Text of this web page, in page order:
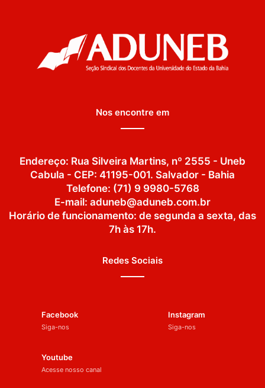
Nos encontre em
Endereço: Rua Silveira Martins, nº 2555 - Uneb
Cabula - CEP: 41195-001. Salvador - Bahia
Telefone: (71) 9 9980-5768
E-mail: aduneb@aduneb.com.br
Horário de funcionamento: de segunda a sexta, das
7h às 17h.
Redes Sociais
Facebook
Siga-nos
Instagram
Siga-nos
Youtube
Acesse nosso canal